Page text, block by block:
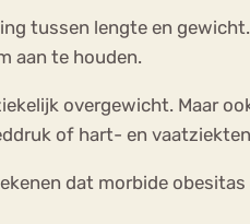
tussen lengte en
aan te houden.
overgewicht. Maar
of hart- en
dat morbide obesitas